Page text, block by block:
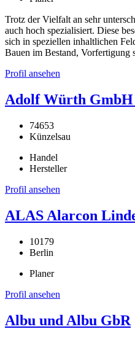
Trotz der Vielfalt an sehr
auch hoch spezialisiert. Diese
sich in speziellen inhaltlichen
Bauen im Bestand, Vorfertigung
Profil ansehen
Adolf Würth
74653
Künzelsau
Handel
Hersteller
Profil ansehen
ALAS Alarcon
10179
Berlin
Planer
Profil ansehen
Albu und Albu GbR